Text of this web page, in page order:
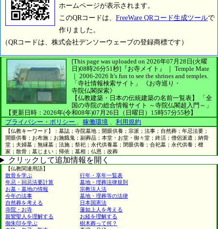
ホームページが表示されます。
このQRコードは、 FreeWare QRコード生成ツールで
作りました。
（QRコードは、株式会社デンソーウェーブの登録商標です）
[This page was uploaded on 2026年07月28日(火曜
日)08時26分51秒] 『お寺メイト』 ｜ Temple Mate
｜ 2006-2026 It's fun to see the shrines and temples.
「寺社情報検索サイト」
《お寺巡り・
寺院仏閣探索》
【仏教建築・日本の伝統建築の名前一覧表】
「全
国の寺院の総合情報サイト ～寺院仏閣超入門～」
【更新日時：2026年(令和08年)07月26日（日曜日）15時57分55秒】
プライバシー・ポリシー 、 稼働環境 、 利用規約
【仏教キーワード】：墓誌；寺院墓地；開眼供養；宗派；法事；自然葬；年忌法要；
開眼供養；お布施；お施餓鬼；副葬品；本堂・お堂・御々堂；終活；僧侶派遣；納骨
堂；夫婦墓；無縁墓；法施；祭祀；永代供養墓；閉眼供養；合祀墓；永代供養；檀
家；散骨；墓じまい；帰依；墓相；仏恩；改葬
クリックして追加情報を開く
【仏教関連用語】
散骨を学ぶ
行年・享年一覧表
年忌・回忌法要計算
墓地・埋葬法律規則
お墓・墓地の情報
宗教法人法
今年の法事
墓地・埋葬等の法律
自然葬を考える
日本国憲法
寺院・お寺
蓮如上人を考える
親鸞聖人を理解する
お経を理解する
御朱印を学ぶ
樹木葬って何？